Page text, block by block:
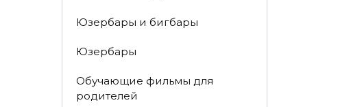
Юзербары и бигбары
Юзербары
Обучающие фильмы для
родителей